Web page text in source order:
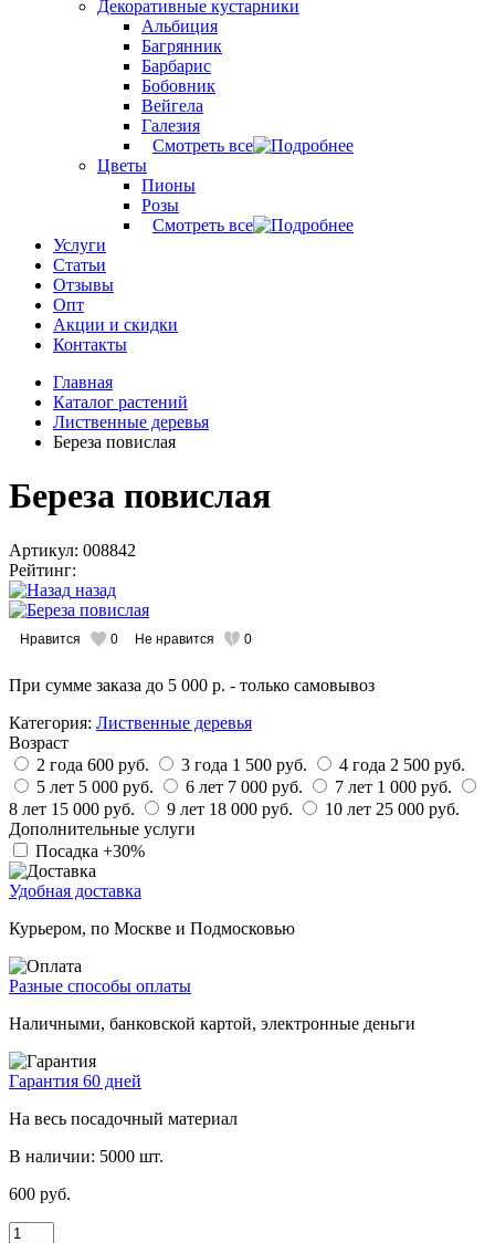
Декоративные кустарники
Альбиция
Багрянник
Барбарис
Бобовник
Вейгела
Галезия
Смотреть все
Цветы
Пионы
Розы
Смотреть все
Услуги
Статьи
Отзывы
Опт
Акции и скидки
Контакты
Главная
Каталог растений
Лиственные деревья
Береза повислая
Береза повислая
Артикул: 008842
Рейтинг:
назад
Нравится 0 Не нравится 0
При сумме заказа до 5 000 р. - только самовывоз
Категория: Лиственные деревья
Возраст
2 года 600 руб. 3 года 1 500 руб. 4 года 2 500 руб.
5 лет 5 000 руб. 6 лет 7 000 руб. 7 лет 1 000 руб.
8 лет 15 000 руб. 9 лет 18 000 руб. 10 лет 25 000 руб.
Дополнительные услуги
Посадка +30%
Удобная доставка
Курьером, по Москве и Подмосковью
Разные способы оплаты
Наличными, банковской картой, электронные деньги
Гарантия 60 дней
На весь посадочный материал
В наличии: 5000 шт.
600 руб.